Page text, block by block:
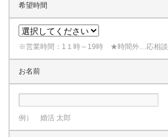
希望時間
※営業時間：1１時～19時 ★時間外…応相談
お名前
例） 婚活 太郎